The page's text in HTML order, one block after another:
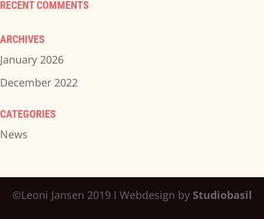
RECENT COMMENTS
ARCHIVES
January 2026
December 2022
CATEGORIES
News
©Leoni Jansen 2019 I Webdesign by Studiobasil